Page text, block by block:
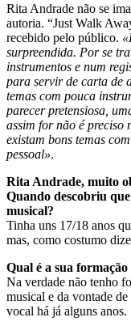
Rita Andrade não se
autoria. “Just Walk
recebido pelo público.
surpreendida. Por se
instrumentos e num
para servir de carta de
temas com pouca
parecer pretensiosa,
assim for não é preciso
existam bons temas
pessoal».
Rita Andrade, muito
Quando descobriu
musical?
Tinha uns 17/18 anos
mas, como costumo
Qual é a sua formação
Na verdade não tenho
musical e da vontade
vocal há já alguns anos.